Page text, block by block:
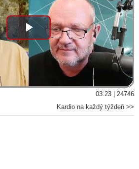
Play
Video
03:23 | 24746
Kardio na každý týždeň >>